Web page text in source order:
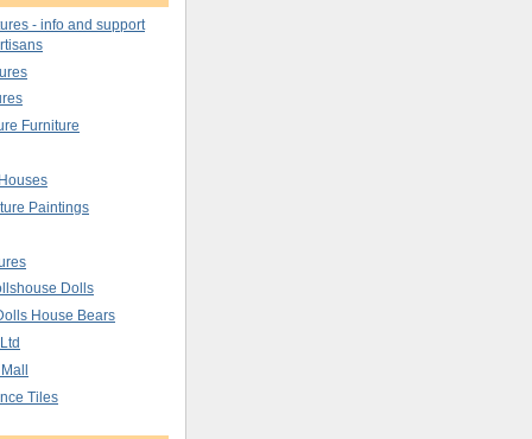
- info and support
Furniture
Paintings
Dolls
House Bears
Tiles